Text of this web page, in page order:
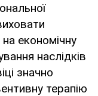
економічну
наслідків
значно
терапію